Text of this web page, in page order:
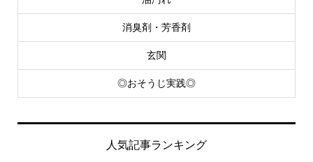
消臭剤・芳香剤
玄関
◎おそうじ実践◎
人気記事ランキング